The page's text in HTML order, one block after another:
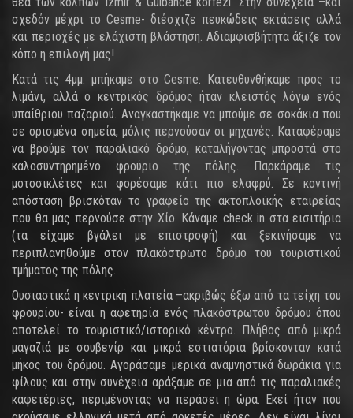
σχεδόν μέχρι το Cesme- διέσχιζε πευκώδεις εκτάσεις αλλά
και περιοχές με ελάχιστη βλάστηση. Αδιαμφισβήτητα άξιζε τον
κόπο η επιλογή μας!
Κατά τις 4μμ. μπήκαμε στο Cesme. Κατευθυνθήκαμε προς το
λιμάνι, αλλά ο κεντρικός δρόμος ήταν κλειστός λόγω ενός
υπαίθριου παζαριού. Αναγκαστήκαμε να μπούμε σε σοκάκια που
σε ορισμένα σημεία, μόλις περνούσαν οι μηχανές. Καταφέραμε
να βρούμε τον παραλιακό δρόμο, καταλήγοντας μπροστά στο
καλοσυντηρημένο φρούριο της πόλης. Παρκάραμε τις
μοτοσικλέτες και φορέσαμε κάτι πιο ελαφρύ. Σε κοντινή
απόσταση βρισκόταν το γραφείο της ακτοπλοϊκής εταιρείας
που θα μας περνούσε στην Χίο. Κάναμε check in στα εισιτήρια
(τα είχαμε βγάλει με επιστροφή) και ξεκινήσαμε να
περιπλανηθούμε στον πλακόστρωτο δρόμο του τουριστικού
τμήματος της πόλης.
Ουσιαστικά η κεντρική πλατεία –ακριβώς έξω από τα τείχη του
φρουρίου- είναι η αφετηρία ενός πλακόστρωτου δρόμου όπου
αποτελεί το τουριστικό/ιστορικό κέντρο. Πλήθος από μικρά
μαγαζιά με σουβενίρ και μικρά εστιατόρια βρίσκονταν κατά
μήκος του δρόμου. Αγοράσαμε μερικά αναμνηστικά δωράκια για
φίλους και στην συνέχεια αράξαμε σε μια από τις παραλιακές
καφετέριες, περιμένοντας να περάσει η ώρα. Εκεί ήταν που